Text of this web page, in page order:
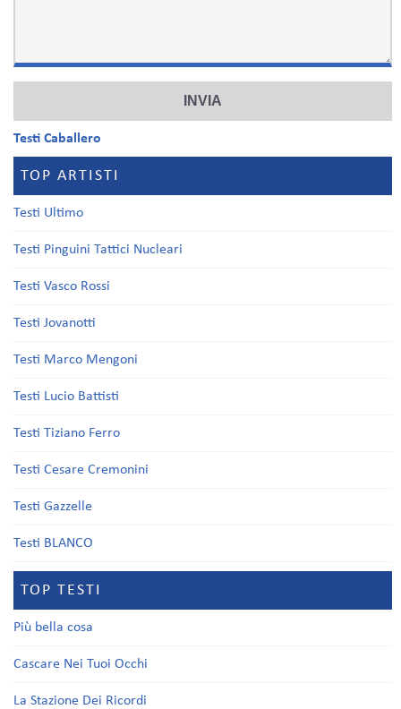
Testi Caballero
TOP ARTISTI
Testi Ultimo
Testi Pinguini Tattici Nucleari
Testi Vasco Rossi
Testi Jovanotti
Testi Marco Mengoni
Testi Lucio Battisti
Testi Tiziano Ferro
Testi Cesare Cremonini
Testi Gazzelle
Testi BLANCO
TOP TESTI
Più bella cosa
Cascare Nei Tuoi Occhi
La Stazione Dei Ricordi